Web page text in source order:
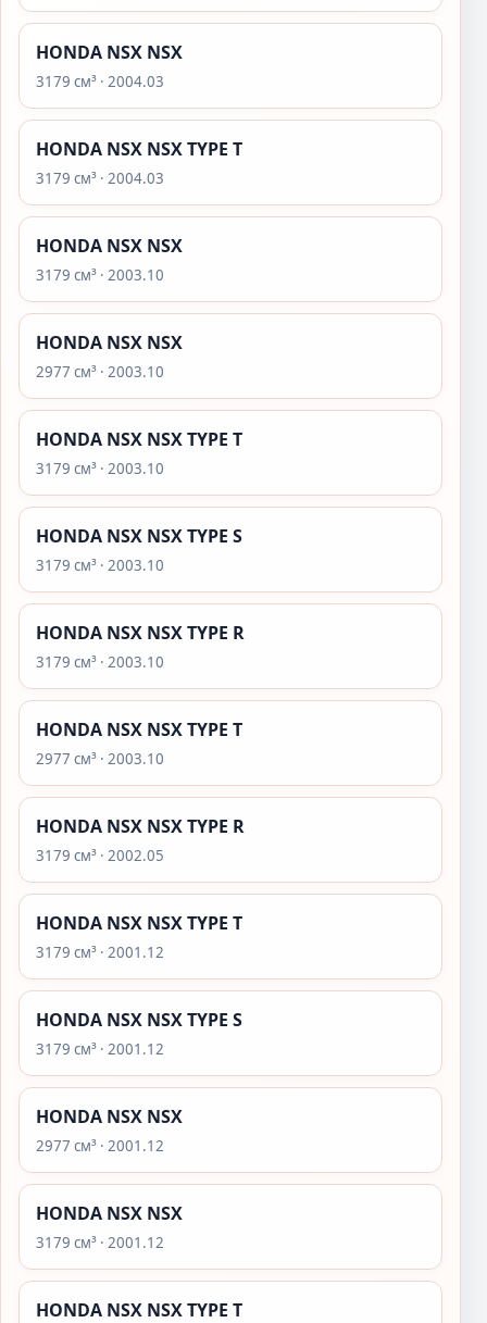
HONDA NSX NSX
3179 см³ · 2004.03
HONDA NSX NSX TYPE T
3179 см³ · 2004.03
HONDA NSX NSX
3179 см³ · 2003.10
HONDA NSX NSX
2977 см³ · 2003.10
HONDA NSX NSX TYPE T
3179 см³ · 2003.10
HONDA NSX NSX TYPE S
3179 см³ · 2003.10
HONDA NSX NSX TYPE R
3179 см³ · 2003.10
HONDA NSX NSX TYPE T
2977 см³ · 2003.10
HONDA NSX NSX TYPE R
3179 см³ · 2002.05
HONDA NSX NSX TYPE T
3179 см³ · 2001.12
HONDA NSX NSX TYPE S
3179 см³ · 2001.12
HONDA NSX NSX
2977 см³ · 2001.12
HONDA NSX NSX
3179 см³ · 2001.12
HONDA NSX NSX TYPE T